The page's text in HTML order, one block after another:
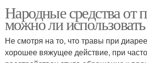
Народные средства от
можно ли
Не смотря на то, что травы при
хорошее вяжущее действие, при